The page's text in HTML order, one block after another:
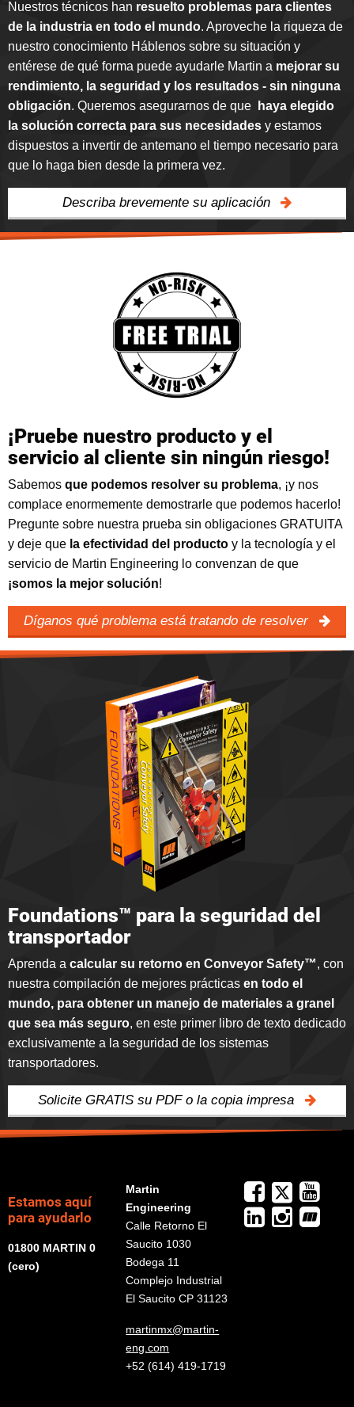
Nuestros técnicos han resuelto problemas para clientes
de la industria en todo el mundo. Aproveche la riqueza de
nuestro conocimiento Háblenos sobre su situación y
entérese de qué forma puede ayudarle Martin a mejorar su
rendimiento, la seguridad y los resultados - sin ninguna
obligación. Queremos asegurarnos de que
haya elegido
la solución correcta para sus necesidades y estamos
dispuestos a invertir de antemano el tiempo necesario para
que lo haga bien desde la primera vez.
Describa brevemente su aplicación
¡Pruebe nuestro producto y el
servicio al cliente sin ningún riesgo!
Sabemos que podemos resolver su problema, ¡y nos
complace enormemente demostrarle que podemos hacerlo!
Pregunte sobre nuestra prueba sin obligaciones GRATUITA
y deje que la efectividad del producto y la tecnología y el
servicio de Martin Engineering lo convenzan de que
¡somos la mejor solución!
Díganos qué problema está tratando de resolver
Foundations™ para la seguridad del
transportador
Aprenda a calcular su retorno en Conveyor Safety™, con
nuestra compilación de mejores prácticas en todo el
mundo, para obtener un manejo de materiales a granel
que sea más seguro, en este primer libro de texto dedicado
exclusivamente a la seguridad de los sistemas
transportadores.
Solicite GRATIS su PDF o la copia impresa
Estamos aquí
para ayudarlo
01800 MARTIN 0
(cero)
Martin
Engineering
Calle Retorno El
Saucito 1030
Bodega 11
Complejo Industrial
El Saucito CP 31123
martinmx@martin-
eng.com
+52 (614) 419-1719